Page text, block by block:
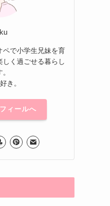
で小学生兄妹を育
しく過ごせる暮らし
き。
ィールへ